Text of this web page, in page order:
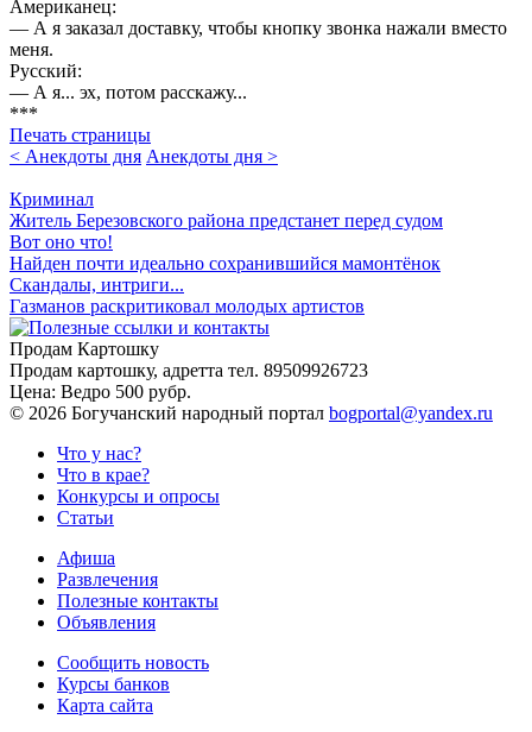
Американец:
— А я заказал доставку, чтобы кнопку звонка нажали вместо
меня.
Русский:
— А я... эх, потом расскажу...
***
Печать страницы
< Анекдоты дня Анекдоты дня >
Криминал
Житель Березовского района предстанет перед судом
Вот оно что!
Найден почти идеально сохранившийся мамонтёнок
Скандалы, интриги...
Газманов раскритиковал молодых артистов
Продам Картошку
Продам картошку, адретта тел. 89509926723
Цена: Ведро 500 рубр.
© 2026 Богучанский народный портал bogportal@yandex.ru
Что у нас?
Что в крае?
Конкурсы и опросы
Статьи
Афиша
Развлечения
Полезные контакты
Объявления
Сообщить новость
Курсы банков
Карта сайта